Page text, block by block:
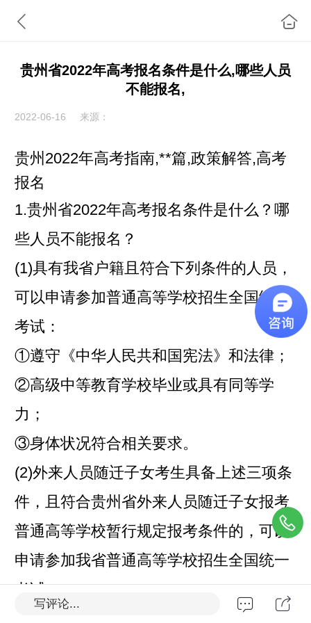
贵州省2022年高考报名条件是什么,哪些人员
不能报名,
2022-06-16 来源：
贵州2022年高考指南,**篇,政策解答,高考
报名
1.贵州省2022年高考报名条件是什么？哪
些人员不能报名？
(1)具有我省户籍且符合下列条件的人员，
可以申请参加普通高等学校招生全国统一
考试：
①遵守《中华人民共和国宪法》和法律；
②高级中等教育学校毕业或具有同等学
力；
③身体状况符合相关要求。
(2)外来人员随迁子女考生具备上述三项条
件，且符合贵州省外来人员随迁子女报考
普通高等学校暂行规定报考条件的，可以
申请参加我省普通高等学校招生全国统一
考试。
(3)符合下列条件的考生，可以申请参加普
写评论...